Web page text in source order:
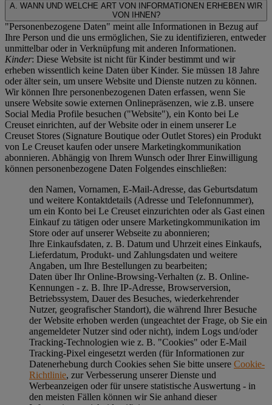
A. WANN UND WELCHE ART VON INFORMATIONEN ERHEBEN WIR
VON IHNEN?
"Personenbezogene Daten" meint alle Informationen in Bezug auf
Ihre Person und die uns ermöglichen, Sie zu identifizieren, entweder
unmittelbar oder in Verknüpfung mit anderen Informationen.
Kinder: Diese Website ist nicht für Kinder bestimmt und wir
erheben wissentlich keine Daten über Kinder. Sie müssen 18 Jahre
oder älter sein, um unsere Website und Dienste nutzen zu können.
Wir können Ihre personenbezogenen Daten erfassen, wenn Sie
unsere Website sowie externen Onlinepräsenzen, wie z.B. unsere
Social Media Profile besuchen ("Website"), ein Konto bei Le
Creuset einrichten, auf der Website oder in einem unserer Le
Creuset Stores (Signature Boutique oder Outlet Stores) ein Produkt
von Le Creuset kaufen oder unsere Marketingkommunikation
abonnieren. Abhängig von Ihrem Wunsch oder Ihrer Einwilligung
können personenbezogene Daten Folgendes einschließen:
den Namen, Vornamen, E-Mail-Adresse, das Geburtsdatum
und weitere Kontaktdetails (Adresse und Telefonnummer),
um ein Konto bei Le Creuset einzurichten oder als Gast einen
Einkauf zu tätigen oder unsere Marketingkommunikation im
Store oder auf unserer Webseite zu abonnieren;
Ihre Einkaufsdaten, z. B. Datum und Uhrzeit eines Einkaufs,
Lieferdatum, Produkt- und Zahlungsdaten und weitere
Angaben, um Ihre Bestellungen zu bearbeiten;
Daten über Ihr Online-Browsing-Verhalten (z. B. Online-
Kennungen - z. B. Ihre IP-Adresse, Browserversion,
Betriebssystem, Dauer des Besuches, wiederkehrender
Nutzer, geografischer Standort), die während Ihrer Besuche
der Website erhoben werden (ungeachtet der Frage, ob Sie ein
angemeldeter Nutzer sind oder nicht), indem Logs und/oder
Tracking-Technologien wie z. B. "Cookies" oder E-Mail
Tracking-Pixel eingesetzt werden (für Informationen zur
Datenerhebung durch Cookies sehen Sie bitte unsere Cookie-
Richtlinie, zur Verbesserung unserer Dienste und
Werbeanzeigen oder für unsere statistische Auswertung - in
den meisten Fällen können wir Sie anhand dieser